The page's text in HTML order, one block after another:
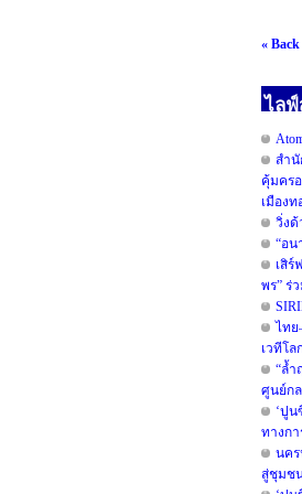
« Back
ไล
สำนั
คุ้มคร
เมือง
วิ่งด้
“อน
เสิร์
พร” ร่
ไทย
เวทีโล
“ล้ำ
ศูนย์กล
‘ปูน
ทางก
นคร
สู่ชุมช